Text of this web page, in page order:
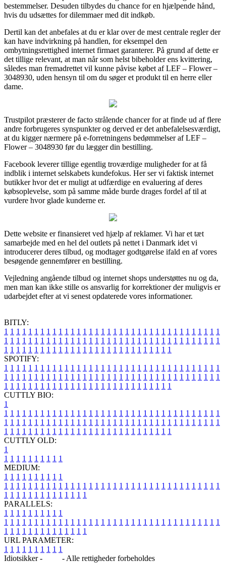
bestemmelser. Desuden tilbydes du chance for en hjælpende hånd,
hvis du udsættes for dilemmaer med dit indkøb.
Dertil kan det anbefales at du er klar over de mest centrale regler der
kan have indvirkning på handlen, for eksempel den
ombytningsrettighed internet firmaet garanterer. På grund af dette er
det tillige relevant, at man når som helst bibeholder ens kvittering,
således man fremadrettet vil kunne påvise købet af LEF – Flower –
3048930, uden hensyn til om du søger et produkt til en herre eller
dame.
Trustpilot præsterer de facto strålende chancer for at finde ud af flere
andre forbrugeres synspunkter og derved er det anbefalelsesværdigt,
at du kigger nærmere på e-forretningens bedømmelser af LEF –
Flower – 3048930 før du lægger din bestilling.
Facebook leverer tillige egentlig troværdige muligheder for at få
indblik i internet selskabets kundefokus. Her ser vi faktisk internet
butikker hvor det er muligt at udfærdige en evaluering af deres
købsoplevelse, som på samme måde burde drages fordel af til at
vurdere hvor glade kunderne er.
Dette website er finansieret ved hjælp af reklamer. Vi har et tæt
samarbejde med en hel del outlets på nettet i Danmark idet vi
introducerer deres tilbud, og modtager godtgørelse ifald en af vores
besøgende gennemfører en bestilling.
Vejledning angående tilbud og internet shops understøttes nu og da,
men man kan ikke stille os ansvarlig for korrektioner der muligvis er
udarbejdet efter at vi senest opdaterede vores informationer.
BITLY:
1 1 1 1 1 1 1 1 1 1 1 1 1 1 1 1 1 1 1 1 1 1 1 1 1 1 1 1 1 1 1 1 1 1 1 1
1 1 1 1 1 1 1 1 1 1 1 1 1 1 1 1 1 1 1 1 1 1 1 1 1 1 1 1 1 1 1 1 1 1 1 1
1 1 1 1 1 1 1 1 1 1 1 1 1 1 1 1 1 1 1 1 1 1 1 1 1 1 1 1
SPOTIFY:
1 1 1 1 1 1 1 1 1 1 1 1 1 1 1 1 1 1 1 1 1 1 1 1 1 1 1 1 1 1 1 1 1 1 1 1
1 1 1 1 1 1 1 1 1 1 1 1 1 1 1 1 1 1 1 1 1 1 1 1 1 1 1 1 1 1 1 1 1 1 1 1
1 1 1 1 1 1 1 1 1 1 1 1 1 1 1 1 1 1 1 1 1 1 1 1 1 1 1 1
CUTTLY BIO:
1
1 1 1 1 1 1 1 1 1 1 1 1 1 1 1 1 1 1 1 1 1 1 1 1 1 1 1 1 1 1 1 1 1 1 1 1
1 1 1 1 1 1 1 1 1 1 1 1 1 1 1 1 1 1 1 1 1 1 1 1 1 1 1 1 1 1 1 1 1 1 1 1
1 1 1 1 1 1 1 1 1 1 1 1 1 1 1 1 1 1 1 1 1 1 1 1 1 1 1 1
CUTTLY OLD:
1
1 1 1 1 1 1 1 1 1 1
MEDIUM:
1 1 1 1 1 1 1 1 1 1
1 1 1 1 1 1 1 1 1 1 1 1 1 1 1 1 1 1 1 1 1 1 1 1 1 1 1 1 1 1 1 1 1 1 1 1
1 1 1 1 1 1 1 1 1 1 1 1 1 1
PARALLELS:
1 1 1 1 1 1 1 1 1 1
1 1 1 1 1 1 1 1 1 1 1 1 1 1 1 1 1 1 1 1 1 1 1 1 1 1 1 1 1 1 1 1 1 1 1 1
1 1 1 1 1 1 1 1 1 1 1 1 1 1
URL PARAMETER:
1 1 1 1 1 1 1 1 1 1
Idiotsikker -
- Alle rettigheder forbeholdes